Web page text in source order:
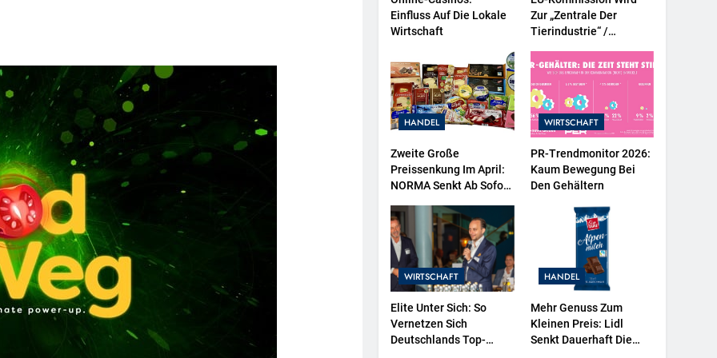
Einfluss Auf Die Lokale
Wirtschaft
Zur „Zentrale Der
Tierindustrie“ /
Animal Equality
Prangert Mit Projektion
In Brüssel Die Nähe Der
EU-Kommission Zur
Tierindustrie An
HANDEL
Zweite Große
Preissenkung Im April:
NORMA Senkt Ab Sofort
Schokolade Und Käse
Um Bis Zu 16 Prozent /
Mit LECKERROM,
CREMISEE, EXCELSIOR
Süßer Und Herzhafter
WIRTSCHAFT
PR-Trendmonitor 2026:
Kaum Bewegung Bei
Den Gehältern
WIRTSCHAFT
Elite Unter Sich: So
Vernetzen Sich
Deutschlands Top-
HANDEL
Mehr Genuss Zum
Kleinen Preis: Lidl
Senkt Dauerhaft Die